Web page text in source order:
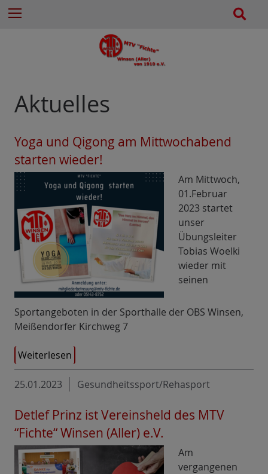
Aktuelles
Yoga und Qigong am Mittwochabend
starten wieder!
Am Mittwoch,
01.Februar
2023 startet
unser
Übungsleiter
Tobias Woelki
wieder mit
seinen
Sportangeboten in der Sporthalle der OBS Winsen,
Meißendorfer Kirchweg 7
Weiterlesen
25.01.2023 Gesundheitssport/Rehasport
Detlef Prinz ist Vereinsheld des MTV
“Fichte“ Winsen (Aller) e.V.
Am
vergangenen